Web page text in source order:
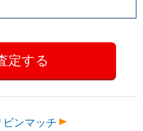
ンマッチ